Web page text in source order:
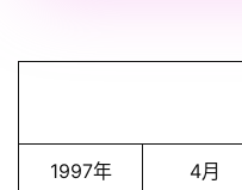
1997年 4月